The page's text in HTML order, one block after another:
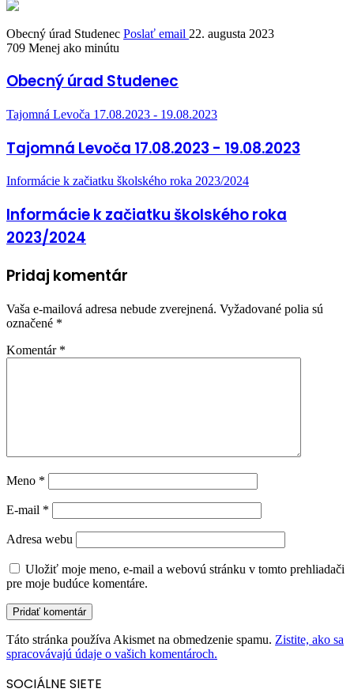
Obecný úrad Studenec Poslať email 22. augusta 2023
709 Menej ako minútu
Obecný úrad Studenec
Tajomná Levoča 17.08.2023 - 19.08.2023
Tajomná Levoča 17.08.2023 - 19.08.2023
Informácie k začiatku školského roka 2023/2024
Informácie k začiatku školského roka
2023/2024
Pridaj komentár
Vaša e-mailová adresa nebude zverejnená. Vyžadované polia sú
označené *
Komentár *
Meno *
E-mail *
Adresa webu
Uložiť moje meno, e-mail a webovú stránku v tomto prehliadači
pre moje budúce komentáre.
Táto stránka používa Akismet na obmedzenie spamu. Zistite, ako sa
spracovávajú údaje o vašich komentároch.
SOCIÁLNE SIETE